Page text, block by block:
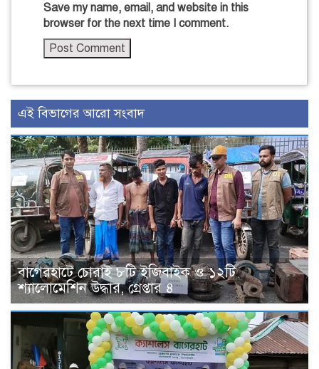
Save my name, email, and website in this
browser for the next time I comment.
এই বিভাগের আরো সংবাদ
বাগেরহাটে চোরাই ৮টি ইজিবাইক ও ১২টি
শ্যালোমেশিন উদ্ধার, গ্রেপ্তার ৪